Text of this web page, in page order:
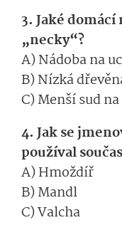
3. Jaké
„necky“?
A) Nádoba na
B) Nízká
C) Menší sud
4. Jak se
používal
A) Hmoždíř
B) Mandl
C) Valcha